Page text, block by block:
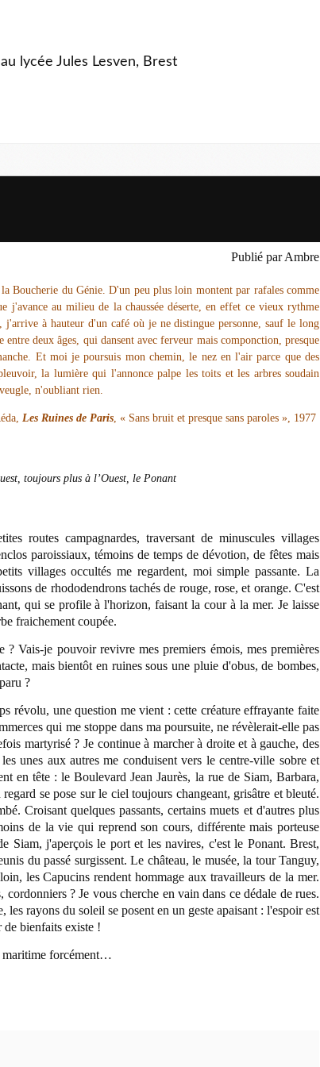
lycée Jules Lesven, Brest
Publié parAmbre
Boucherie du Génie. D'un peu plus loin montent par rafales comme
j'avance au milieu de la chaussée déserte, en effet ce vieux rythme
à hauteur d'un café où je ne distingue personne, sauf le long
deux âges, qui dansent avec ferveur mais componction, presque
Et moi je poursuis mon chemin, le nez en l'air parce que des
la lumière qui l'annonce palpe les toits et les arbres soudain
n'oubliant rien.
Les Ruines de Paris, « Sans bruit et presque sans paroles », 1977
toujours plus à l’Ouest, le Ponant
routes campagnardes, traversant de minuscules villages
paroissiaux, témoins de temps de dévotion, de fêtes mais
villages occultés me regardent, moi simple passante. La
de rhododendrons tachés de rouge, rose, et orange. C'est
qui se profile à l'horizon, faisant la cour à la mer. Je laisse
fraichement coupée.
? Vais-je pouvoir revivre mes premiers émois, mes premières
mais bientôt en ruines sous une pluie d'obus, de bombes,
?
révolu, une question me vient : cette créature effrayante faite
qui me stoppe dans ma poursuite, ne révèlerait-elle pas
martyrisé ? Je continue à marcher à droite et à gauche, des
unes aux autres me conduisent vers le centre-ville sobre et
en tête : le Boulevard Jean Jaurès, la rue de Siam, Barbara,
se pose sur le ciel toujours changeant, grisâtre et bleuté.
Croisant quelques passants, certains muets et d'autres plus
de la vie qui reprend son cours, différente mais porteuse
Siam, j'aperçois le port et les navires, c'est le Ponant. Brest,
du passé surgissent. Le château, le musée, la tour Tanguy,
les Capucins rendent hommage aux travailleurs de la mer.
cordonniers ? Je vous cherche en vain dans ce dédale de rues.
les rayons du soleil se posent en un geste apaisant : l'espoir est
de bienfaits existe !
maritime forcément…